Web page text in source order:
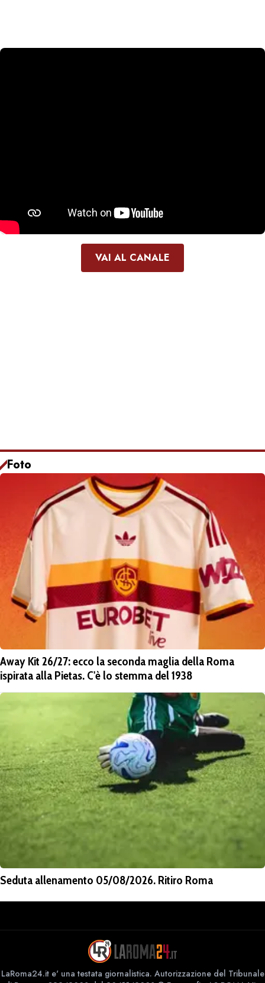
VAI AL CANALE
Foto
Away Kit 26/27: ecco la seconda maglia della Roma
ispirata alla Pietas. C'è lo stemma del 1938
Seduta allenamento 05/08/2026. Ritiro Roma
LaRoma24.it e' una testata giornalistica. Autorizzazione del Tribunale